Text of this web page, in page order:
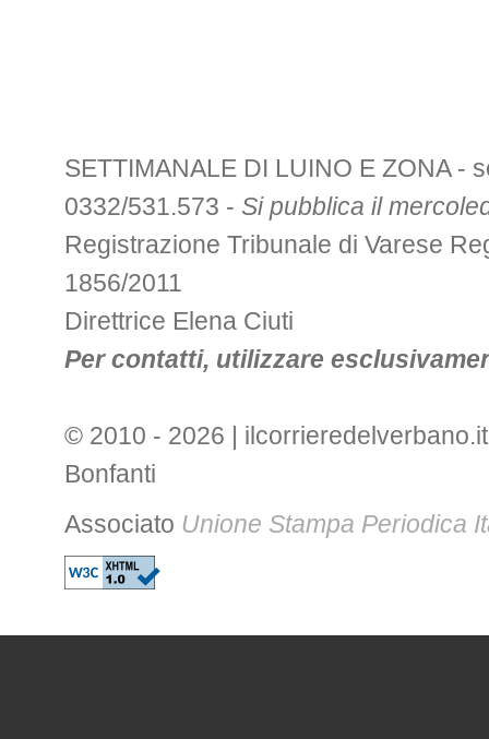
SETTIMANALE DI LUINO E ZONA -
0332/531.573 - Si pubblica il
Registrazione Tribunale di Varese
1856/2011
Direttrice Elena Ciuti
Per contatti, utilizzare
© 2010 - 2026 |
Bonfanti
Associato Unione Stampa Periodica